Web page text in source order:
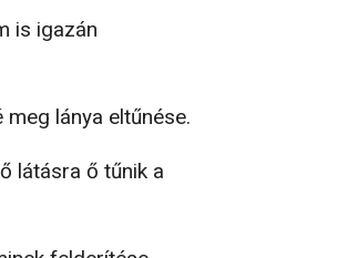
is igazán
lánya eltűnése.
látásra ő tűnik a